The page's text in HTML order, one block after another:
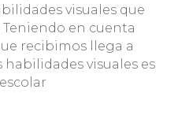
visuales que
en cuenta
recibimos llega a
habilidades visuales es